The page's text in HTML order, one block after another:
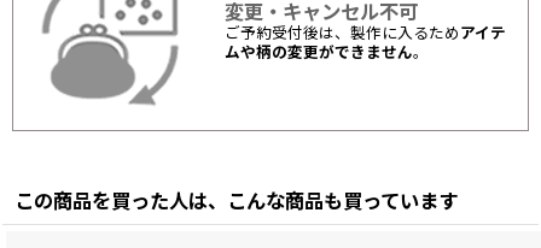
変更・キャンセル不可
ご予約受付後は、製作に入るため アイテ
ムや柄の変更ができません。
この商品を買った人は、こんな商品も買っています